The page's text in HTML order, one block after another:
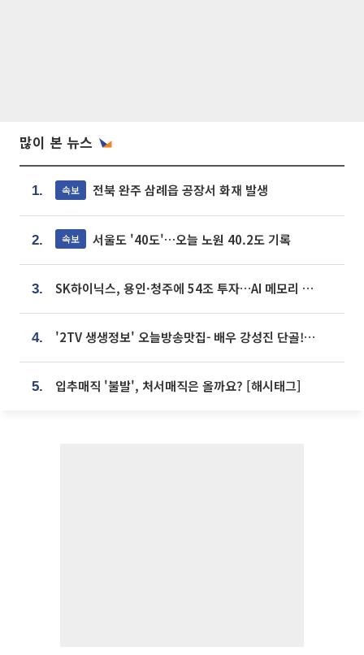
많이 본 뉴스
1. 속보 전북 완주 삼례읍 공장서 화재 발생
2. 속보 서울도 '40도'…오늘 노원 40.2도 기록
3. SK하이닉스, 용인·청주에 54조 투자…AI 메모리 생산기지 키운다
4. '2TV 생생정보' 오늘방송맛집- 배우 강성진 단골! 쌀국수ㆍ푸팟퐁 커리 맛집 '블○○○'
5. 입추매직 '불발', 처서매직은 올까요? [해시태그]